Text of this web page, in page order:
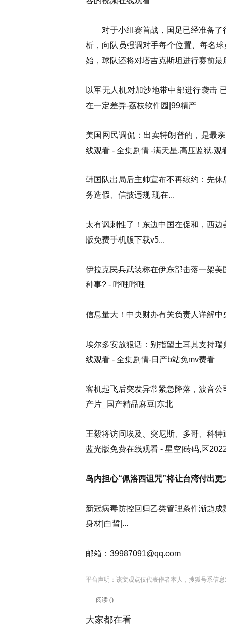
对于小组赛首战，国足已经准备了
析，向队员强调对手每个位置、每名
始，球队还将对塔吉克斯坦进行赛前
以军无人机对加沙地带中部进行袭击
在一定差异-荔枝软件园|99精产
美国网民调侃：出卖特朗普的，是最
线观看 - 全集剧情 -满天星,高压监狱,观
韩国队出局后主帅宣布不再续约：先
务造假、信披违规 现在...
太有讽刺性了！东边中国在促和，西
版免费手机版下载v5...
伊拉克民兵武装称在伊东部击落一架
种事? - 哔哩哔哩
信息量大！中央财办有关负责人详解
埃尔多安放狠话：别指望土耳其支持瑞
线观看 - 全集剧情-日产b站免mv费看
客机起飞后突发异常紧急降落，波音
产片_国产精品麻豆|东北
王毅将访问埃及、突尼斯、多哥、科
蓝光版免费在线观看 - 星空|砖码,区
岛内担心“佩洛西诅咒”将让台湾付出更
新冠病毒防控回归乙类管理条件渐趋
身材|白皙|...
邮箱： 39987091@qq.com
平台声明：该文观点仅代表作者本人，搜狐号系信
阅读 ()
大家都在看